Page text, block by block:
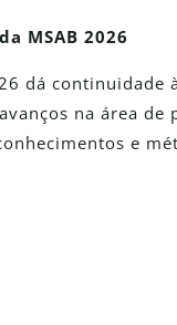
MSAB 2026
dá continuidade
na área
e